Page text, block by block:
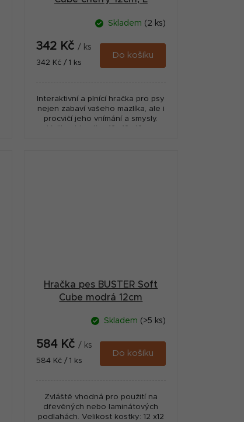
Skladem (2 ks)
342 Kč / ks
Měrná
342 Kč / 1 ks
Do košíku
Interaktivní a plnící hračka pro psy
nejen zabaví vašeho mazlíka, ale i
procvičí jeho vnímání a smysly.
Hračka pes BUSTER Soft
Cube modrá 12cm
Skladem (>5 ks)
584 Kč / ks
Měrná
584 Kč / 1 ks
Do košíku
Zvláště vhodná pro použití na
dřevěných nebo laminátových
podlahách. Velikost kostky: 12 x12